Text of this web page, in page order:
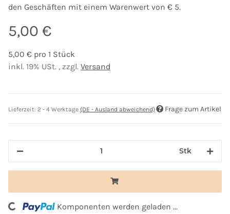
den Geschäften mit einem Warenwert von € 5.
5,00 €
5,00 € pro 1 Stück
inkl. 19% USt. , zzgl. Versand
Lieferzeit: 2 - 4 Werktage (DE - Ausland abweichend) Frage zum Artikel
Stk
Komponenten werden geladen ...